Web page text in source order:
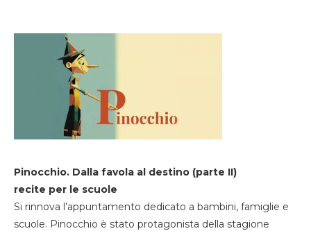
Pinocchio. Dalla favola al destino (parte II)
recite per le scuole
Si rinnova l’appuntamento dedicato a bambini, famiglie e
scuole. Pinocchio è stato protagonista della stagione